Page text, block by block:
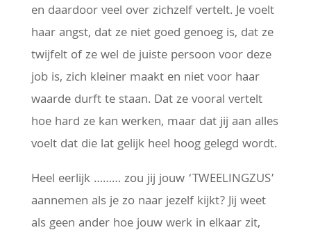
en daardoor veel over zichzelf vertelt. Je voelt
haar angst, dat ze niet goed genoeg is, dat ze
twijfelt of ze wel de juiste persoon voor deze
job is, zich kleiner maakt en niet voor haar
waarde durft te staan. Dat ze vooral vertelt
hoe hard ze kan werken, maar dat jij aan alles
voelt dat die lat gelijk heel hoog gelegd wordt.
Heel eerlijk ……… zou jij jouw ‘TWEELINGZUS’
aannemen als je zo naar jezelf kijkt? Jij weet
als geen ander hoe jouw werk in elkaar zit,